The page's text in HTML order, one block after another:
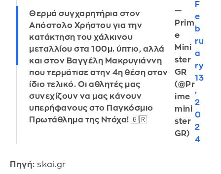
Θερμά συγχαρητήρια στον
Απόστολο Χρήστου για την
κατάκτηση του χάλκινου
μεταλλίου στα 100μ. ύπτιο, αλλά
και στον Βαγγέλη Μακρυγιάννη
που τερμάτισε στην 4η θέση στον
ίδιο τελικό. Οι αθλητές μας
συνεχίζουν να μας κάνουν
υπερήφανους στο Παγκόσμιο
Πρωτάθλημα της Ντόχα! 🇬🇷
—
Prim
e
Mini
ster
GR
(@Pr
ime
mini
ster
GR)
F
e
b
ru
a
ry
13
,
2
0
2
4
Πηγή: skai.gr